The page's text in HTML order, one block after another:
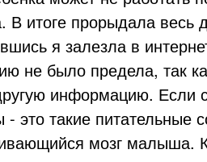
В итоге прорыдала весь
я залезла в
не было предела, так
информацию. Если
- это такие питательные
мозг малыша.